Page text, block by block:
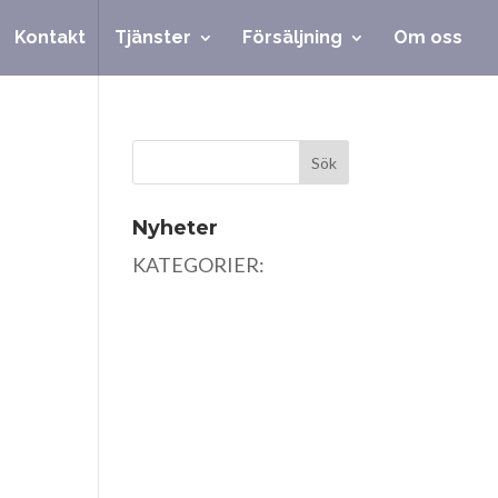
Kontakt Tjänster Försäljning Om oss
Nyheter
KATEGORIER: